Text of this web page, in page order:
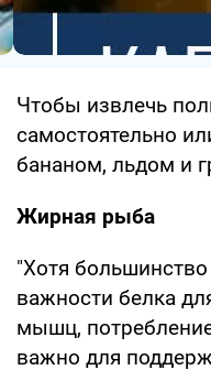
Чтобы извлечь
самостоятельно
бананом, льдом и
Жирная рыба
"Хотя
важности белка
мышц,
важно для